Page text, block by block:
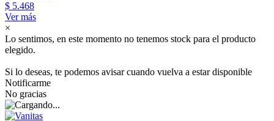
$ 5.468
Ver más
×
Lo sentimos, en este momento no tenemos stock para el producto
elegido.
Si lo deseas, te podemos avisar cuando vuelva a estar disponible
Notificarme
No gracias